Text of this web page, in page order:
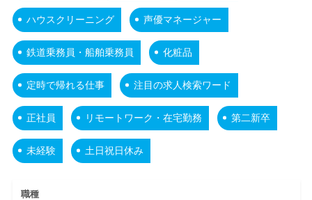
ハウスクリーニング 声優マネージャー
鉄道乗務員・船舶乗務員 化粧品
定時で帰れる仕事 注目の求人検索ワード
正社員 リモートワーク・在宅勤務 第二新卒
未経験 土日祝日休み
職種